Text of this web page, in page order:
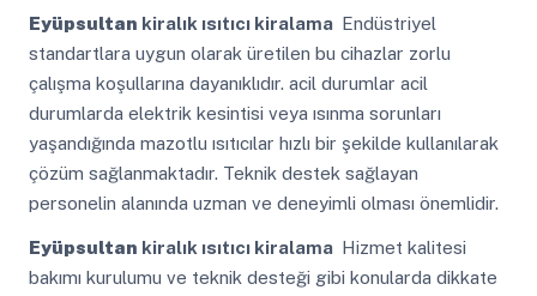
Eyüpsultan kiralık ısıtıcı kiralama Endüstriyel
standartlara uygun olarak üretilen bu cihazlar zorlu
çalışma koşullarına dayanıklıdır. acil durumlar acil
durumlarda elektrik kesintisi veya ısınma sorunları
yaşandığında mazotlu ısıtıcılar hızlı bir şekilde kullanılarak
çözüm sağlanmaktadır. Teknik destek sağlayan
personelin alanında uzman ve deneyimli olması önemlidir.
Eyüpsultan kiralık ısıtıcı kiralama Hizmet kalitesi
bakımı kurulumu ve teknik desteği gibi konularda dikkate